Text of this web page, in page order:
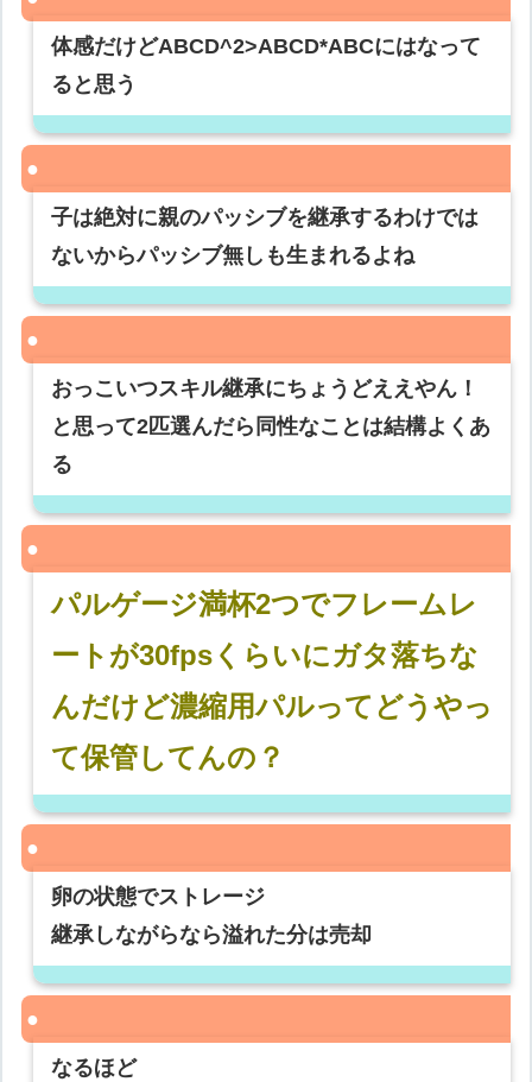
体感だけどABCD^2>ABCD*ABCにはなって
ると思う
子は絶対に親のパッシブを継承するわけでは
ないからパッシブ無しも生まれるよね
おっこいつスキル継承にちょうどええやん！
と思って2匹選んだら同性なことは結構よくあ
る
パルゲージ満杯2つでフレームレ
ートが30fpsくらいにガタ落ちな
んだけど濃縮用パルってどうやっ
て保管してんの？
卵の状態でストレージ
継承しながらなら溢れた分は売却
なるほど